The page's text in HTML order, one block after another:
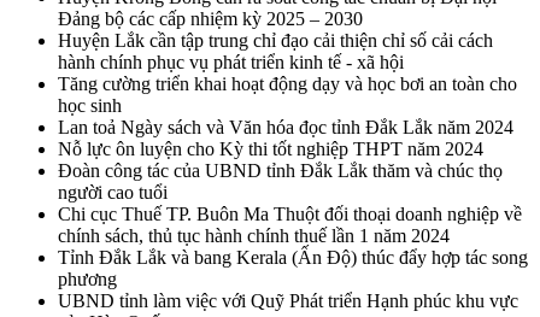
Đảng bộ các cấp nhiệm kỳ 2025 – 2030
Huyện Lắk cần tập trung chỉ đạo cải thiện chỉ số cải cách
hành chính phục vụ phát triển kinh tế - xã hội
Tăng cường triển khai hoạt động dạy và học bơi an toàn cho
học sinh
Lan toả Ngày sách và Văn hóa đọc tỉnh Đắk Lắk năm 2024
Nỗ lực ôn luyện cho Kỳ thi tốt nghiệp THPT năm 2024
Đoàn công tác của UBND tỉnh Đắk Lắk thăm và chúc thọ
người cao tuổi
Chi cục Thuế TP. Buôn Ma Thuột đối thoại doanh nghiệp về
chính sách, thủ tục hành chính thuế lần 1 năm 2024
Tỉnh Đắk Lắk và bang Kerala (Ấn Độ) thúc đẩy hợp tác song
phương
UBND tỉnh làm việc với Quỹ Phát triển Hạnh phúc khu vực